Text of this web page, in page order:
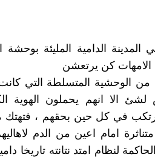
الدامية المليئة بوحشة
الامهات كن يرتعشن
من الوحشية المتسلطة التي
الا انهم يحملون الهوية
ترتكب في كل حين بحقهم ،
امام اعين من الدم
لنظام امتد نتانته تاريخا